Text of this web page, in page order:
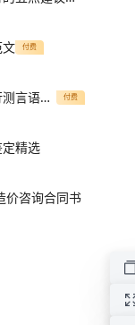
付费
国家公务员考试行测言语理解与表达部分真题必考题 付费
精选
价咨询合同书